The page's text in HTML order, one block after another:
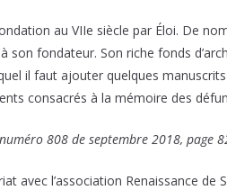
au VIIe siècle par Éloi. De
fondateur. Son riche fonds
il faut ajouter quelques
consacrés à la mémoire des
808 de septembre 2018, page
avec l’association Renaissance de